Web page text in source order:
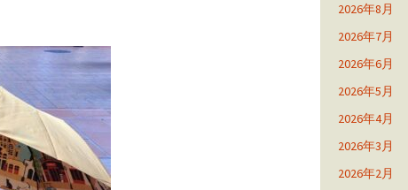
2026年8月
2026年7月
2026年6月
2026年5月
2026年4月
2026年3月
2026年2月